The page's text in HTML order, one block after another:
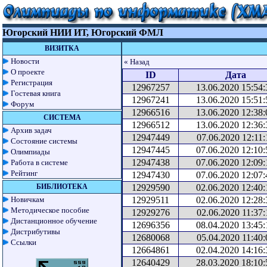
Югорский НИИ ИТ, Югорский ФМЛ
ВИЗИТКА
Новости
О проекте
Регистрация
Гостевая книга
Форум
СИСТЕМА
Архив задач
Состояние системы
Олимпиады
Работа в системе
Рейтинг
БИБЛИОТЕКА
Новичкам
Методическое пособие
Дистанционное обучение
Дистрибутивы
Ссылки
« Назад
ID
Дата
12967257
13.06.2020
12967241
13.06.2020
12966516
13.06.2020
12966512
13.06.2020
12947449
07.06.2020
12947445
07.06.2020
12947438
07.06.2020
12947430
07.06.2020
12929590
02.06.2020
12929511
02.06.2020
12929276
02.06.2020
12696356
08.04.2020
12680068
05.04.2020
12664861
02.04.2020
12640429
28.03.2020